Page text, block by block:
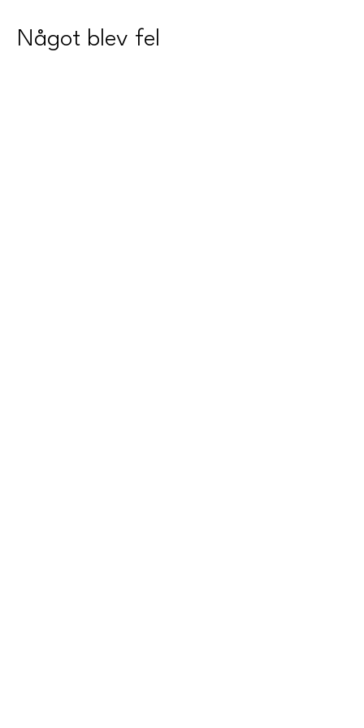
Något blev fel